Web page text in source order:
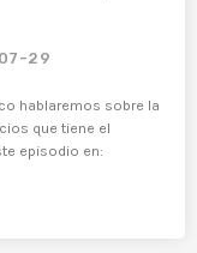
29
hablaremos sobre la
que tiene el
episodio en: